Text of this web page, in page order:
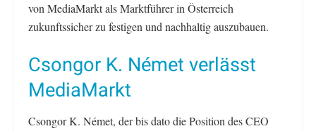
von MediaMarkt als Marktführer in Österreich
zukunftssicher zu festigen und nachhaltig auszubauen.
Csongor K. Német verlässt
MediaMarkt
Csongor K. Német, der bis dato die Position des CEO